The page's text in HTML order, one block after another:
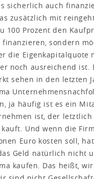
sicherlich auch
zusätzlich mit
100 Prozent den
finanzieren, sondern
die Eigenkapitalquote
noch ausreichend ist.
sehen in den letzten
ja häufig ist es ein
ist, der letztlich
Und wenn die
Euro kosten soll,
Geld natürlich nicht
kaufen. Das heißt,